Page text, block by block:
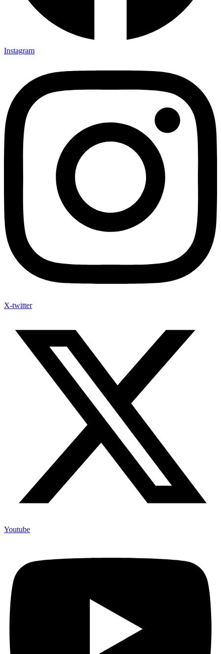
Instagram
X-twitter
Youtube